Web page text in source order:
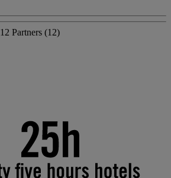
12 Partners (12)